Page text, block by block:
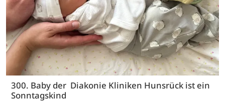
300. Baby der Diakonie Kliniken Hunsrück ist ein
Sonntagskind